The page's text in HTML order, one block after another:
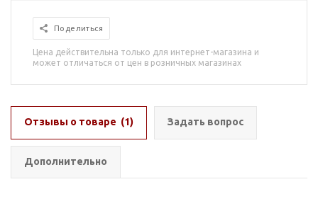
Поделиться
Цена действительна только для интернет-магазина и
может отличаться от цен в розничных магазинах
Отзывы о товаре (1) Задать вопрос
Дополнительно